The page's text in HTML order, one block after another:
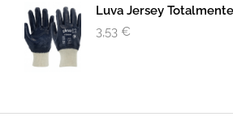
Luva Jersey
3,53 €